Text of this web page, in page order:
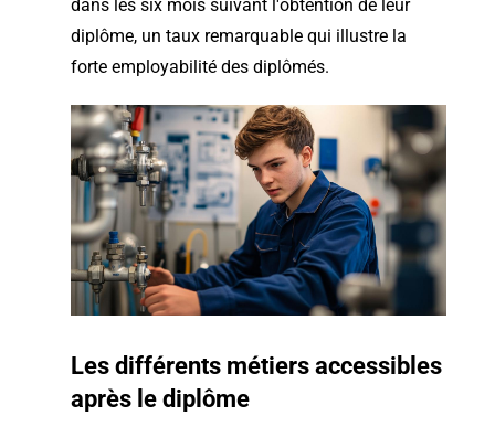
dans les six mois suivant l'obtention de leur
diplôme, un taux remarquable qui illustre la
forte employabilité des diplômés.
Les différents métiers accessibles
après le diplôme